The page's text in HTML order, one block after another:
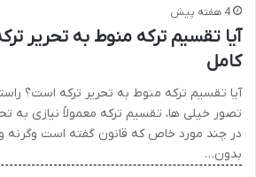
4 هفته پیش
آیا تقسیم ترکه منوط به تحریر
کامل
آیا تقسیم ترکه منوط به تحریر ترکه است؟
تصور خیلی ها، تقسیم ترکه معمولاً نیازی به
در چند مورد خاص که قانون گفته است وگرنه
بدون…